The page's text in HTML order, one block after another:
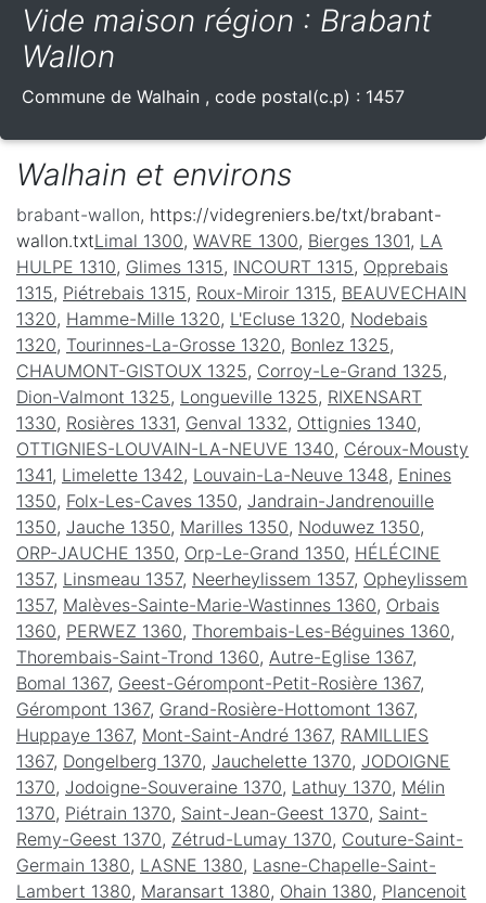
Vide maison région : Brabant
Wallon
Commune de Walhain , code postal(c.p) : 1457
Walhain et environs
brabant-wallon, https://videgreniers.be/txt/brabant-
wallon.txtLimal 1300, WAVRE 1300, Bierges 1301, LA
HULPE 1310, Glimes 1315, INCOURT 1315, Opprebais
1315, Piétrebais 1315, Roux-Miroir 1315, BEAUVECHAIN
1320, Hamme-Mille 1320, L'Ecluse 1320, Nodebais
1320, Tourinnes-La-Grosse 1320, Bonlez 1325,
CHAUMONT-GISTOUX 1325, Corroy-Le-Grand 1325,
Dion-Valmont 1325, Longueville 1325, RIXENSART
1330, Rosières 1331, Genval 1332 , Ottignies 1340,
OTTIGNIES-LOUVAIN-LA-NEUVE 1340, Céroux-Mousty
1341, Limelette 1342 , Louvain-La-Neuve 1348, Enines
1350, Folx-Les-Caves 1350, Jandrain-Jandrenouille
1350, Jauche 1350, Marilles 1350, Noduwez 1350,
ORP-JAUCHE 1350, Orp-Le-Grand 1350, HÉLÉCINE
1357, Linsmeau 1357, Neerheylissem 1357, Opheylissem
1357, Malèves-Sainte-Marie-Wastinnes 1360, Orbais
1360, PERWEZ 1360, Thorembais-Les-Béguines 1360,
Thorembais-Saint-Trond 1360, Autre-Eglise 1367,
Bomal 1367, Geest-Gérompont-Petit-Rosière 1367,
Gérompont 1367, Grand-Rosière-Hottomont 1367,
Huppaye 1367, Mont-Saint-André 1367, RAMILLIES
1367, Dongelberg 1370, Jauchelette 1370, JODOIGNE
1370, Jodoigne-Souveraine 1370, Lathuy 1370, Mélin
1370, Piétrain 1370, Saint-Jean-Geest 1370, Saint-
Remy-Geest 1370, Zétrud-Lumay 1370, Couture-Saint-
Germain 1380, LASNE 1380, Lasne-Chapelle-Saint-
Lambert 1380, Maransart 1380, Ohain 1380, Plancenoit